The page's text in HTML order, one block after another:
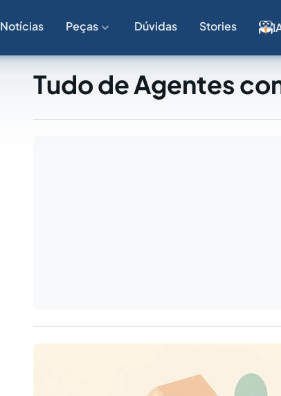
Notícias Peças Dúvidas Stories
Tudo de Agentes